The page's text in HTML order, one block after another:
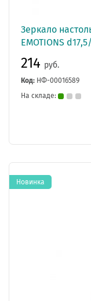
Зеркало
EMOTIONS
214 руб.
Код: НФ-00016589
На складе:
Новинка